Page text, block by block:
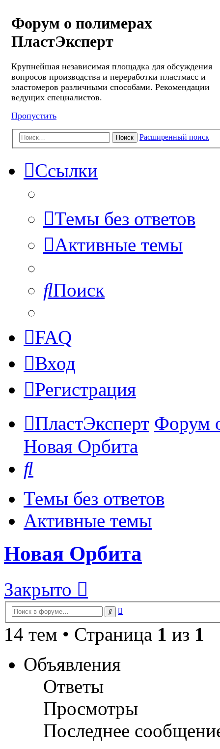
Форум о полимерах
ПластЭксперт
Крупнейшая независимая площадка для обсуждения
вопросов производства и переработки пластмасс и
эластомеров различными способами. Рекомендации
ведущих специалистов.
Пропустить
Поиск Расширенный поиск
Ссылки
Темы без ответов
Активные темы
Поиск
FAQ
Вход
Регистрация
ПластЭксперт Форум
Новая Орбита
Темы без ответов
Активные темы
Новая Орбита
Закрыто
Поиск
14 тем • Страница 1 из 1
Объявления
Ответы
Просмотры
Последнее